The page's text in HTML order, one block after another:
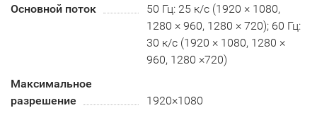
Основной поток
50 Гц: 25 к/с (1920 × 1080,
1280 × 960, 1280 × 720); 60 Гц:
30 к/с (1920 × 1080, 1280 ×
960, 1280 ×720)
Максимальное
разрешение
1920×1080